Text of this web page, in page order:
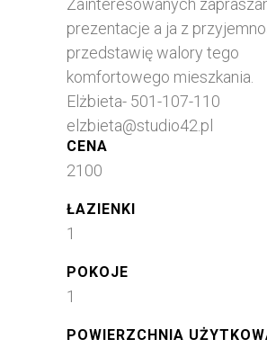
Zainteresowanych
prezentacje a ja z
przedstawię walory tego
komfortowego mieszkania.
Elżbieta- 501-107-110
elzbieta@studio42.pl
CENA
2100
ŁAZIENKI
1
POKOJE
1
POWIERZCHNIA